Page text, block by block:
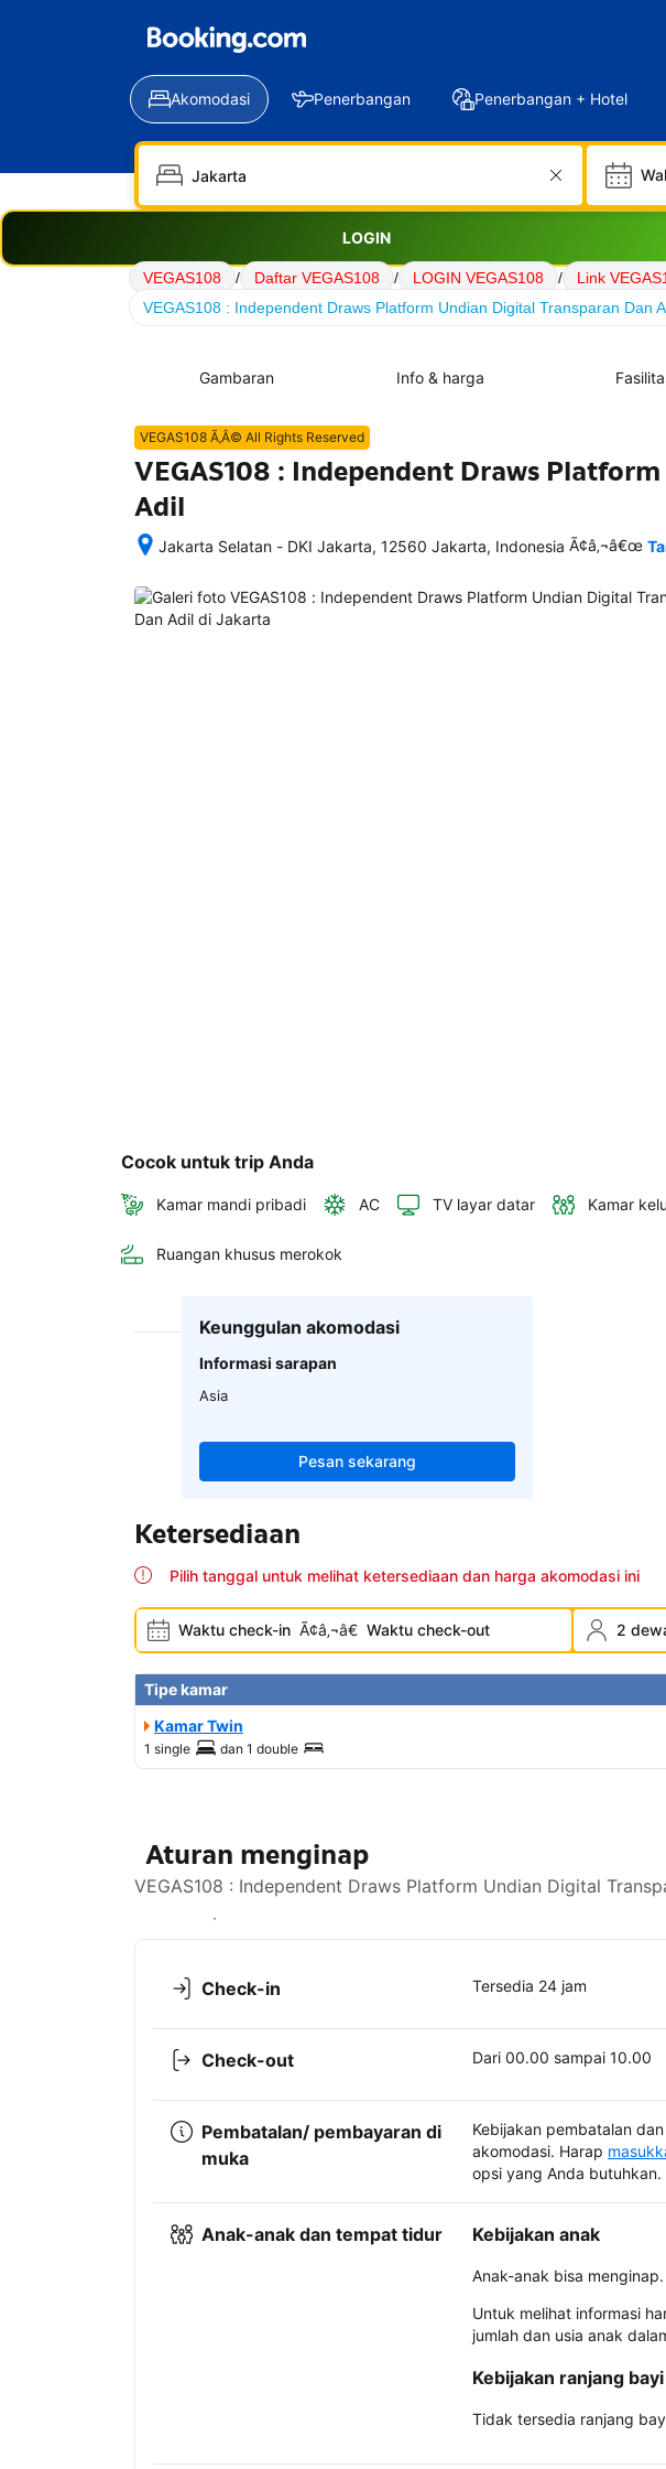
Akomodasi Penerbangan Penerbangan + Hotel
LOGIN
VEGAS108 / Daftar VEGAS108 / LOGIN VEGAS108 / Link
VEGAS108 : Independent Draws Platform Undian Digital Transparan Dan
Gambaran Info & harga
VEGAS108 Ã‚Â© All Rights Reserved
VEGAS108 : Independent Draws
Adil
Jakarta Selatan - DKI Jakarta, 12560 Jakarta, Indonesia
memesan,
semua
Ã¢â‚¬â€œ
Cocok untuk trip Anda
Kamar mandi pribadi AC TV layar datar Kamar
Ruangan khusus merokok
Keunggulan akomodasi
Informasi sarapan
Asia
Pesan sekarang
Ketersediaan
Pilih tanggal untuk melihat ketersediaan dan harga akomodasi ini
Waktu check-in Ã¢â‚¬â€ Waktu check-out 2
Tipe kamar
Kamar Twin
1 single dan 1 double
Aturan menginap
VEGAS108 : Independent Draws Platform Undian Digital
Lihat ketersediaan
Check-in Tersedia 24 jam
Check-out Dari 00.00 sampai 10.00
Pembatalan/ pembayaran di
muka
Kebijakan pembatalan
akomodasi. Harap
opsi yang Anda butuhkan.
Anak-anak dan tempat tidur Kebijakan anak
Anak-anak bisa menginap.
Untuk melihat informasi
jumlah dan usia anak
Kebijakan ranjang
Tidak tersedia ranjang